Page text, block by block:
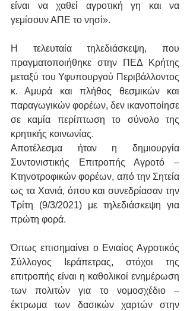
είναι να χαθεί αγροτική γη και να
γεμίσουν ΑΠΕ το νησί».
Η τελευταία τηλεδιάσκεψη, που
πραγματοποιήθηκε στην ΠΕΔ Κρήτης
μεταξύ του Υφυπουργού Περιβάλλοντος
κ. Αμυρά και πλήθος θεσμικών και
παραγωγικών φορέων, δεν ικανοποίησε
σε καμία περίπτωση το σύνολο της
κρητικής κοινωνίας.
Αποτέλεσμα ήταν η δημιουργία
Συντονιστικής Επιτροπής Αγροτό –
Κτηνοτροφικών φορέων, από την Σητεία
ως τα Χανιά, όπου και συνεδρίασαν την
Τρίτη (9/3/2021) με τηλεδιάσκεψη για
πρώτη φορά.
Όπως επισημαίνει ο Ενιαίος Αγροτικός
Σύλλογος Ιεράπετρας, στόχοι της
επιτροπής είναι η καθολικοί ενημέρωση
των πολιτών για το νομοσχέδιο –
έκτρωμα των δασικών χαρτών στην